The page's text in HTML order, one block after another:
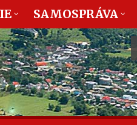
SAMOSPRÁVA